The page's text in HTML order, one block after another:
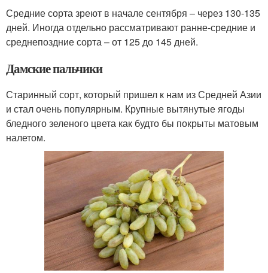
Средние сорта зреют в начале сентября – через 130-135
дней. Иногда отдельно рассматривают ранне-средние и
среднепоздние сорта – от 125 до 145 дней.
Дамские пальчики
Старинный сорт, который пришел к нам из Средней Азии
и стал очень популярным. Крупные вытянутые ягоды
бледного зеленого цвета как будто бы покрыты матовым
налетом.